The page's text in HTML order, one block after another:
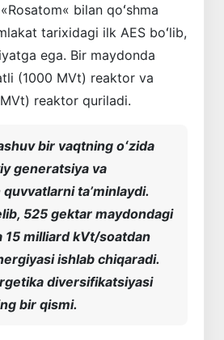
bilan qoʻshma
tarixidagi ilk AES boʻlib,
ega. Bir maydonda
(1000 MVt) reaktor va
reaktor quriladi.
bir vaqtning oʻzida
generatsiya va
taʼminlaydi.
525 gektar maydondagi
15 milliard kVt/soatdan
ishlab chiqaradi.
diversifikatsiyasi
bir qismi.